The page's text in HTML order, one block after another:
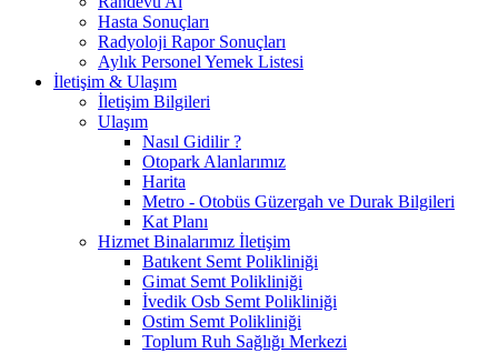
Hasta Sonuçları
Radyoloji Rapor Sonuçları
Aylık Personel Yemek Listesi
İletişim & Ulaşım
İletişim Bilgileri
Ulaşım
Nasıl Gidilir ?
Otopark Alanlarımız
Harita
Metro - Otobüs Güzergah ve Durak Bilgileri
Kat Planı
Hizmet Binalarımız İletişim
Batıkent Semt Polikliniği
Gimat Semt Polikliniği
İvedik Osb Semt Polikliniği
Ostim Semt Polikliniği
Toplum Ruh Sağlığı Merkezi